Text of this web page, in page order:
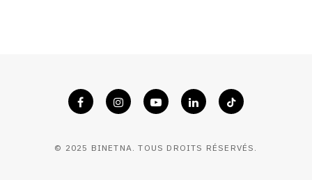
© 2025 BINETNA. TOUS DROITS RÉSERVÉS.